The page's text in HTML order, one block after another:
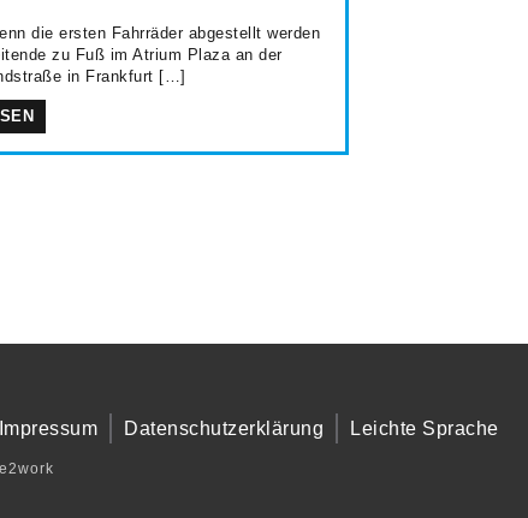
die ersten Fahrräder abgestellt werden
zu Fuß im Atrium Plaza an der
in Frankfurt […]
Impressum Datenschutzerklärung Leichte Sprache